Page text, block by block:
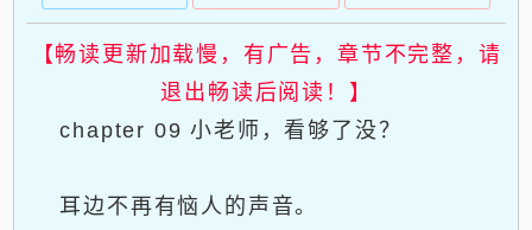
【畅读更新加载慢，有广告，章节不完整，请
退出畅读后阅读！】
chapter 09 小老师，看够了没？
耳边不再有恼人的声音。